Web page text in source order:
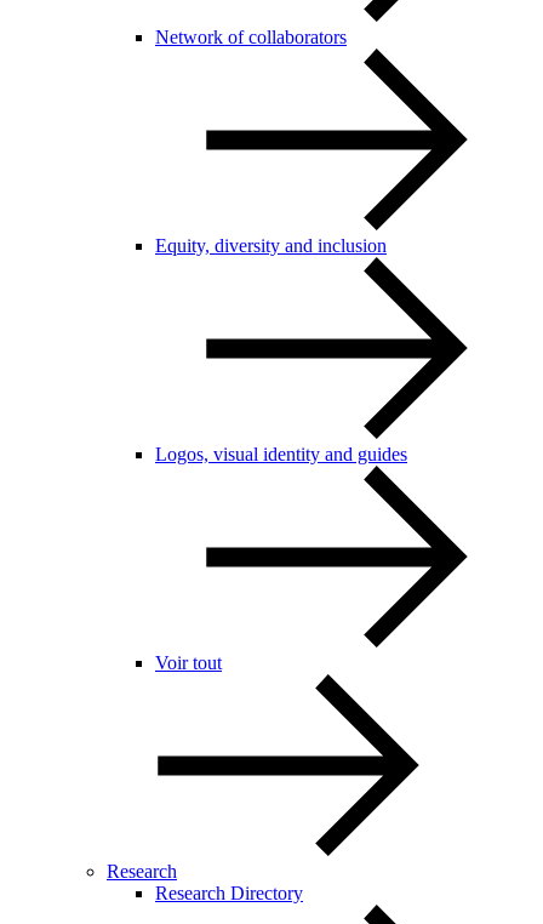
Network of collaborators
Equity, diversity and inclusion
Logos, visual identity and guides
Voir tout
Research
Research Directory